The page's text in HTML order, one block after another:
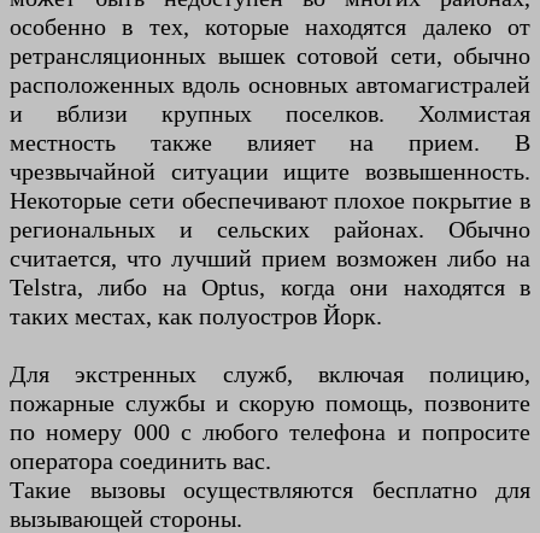
особенно в тех, которые находятся далеко от
ретрансляционных вышек сотовой сети, обычно
расположенных вдоль основных автомагистралей
и вблизи крупных поселков. Холмистая
местность также влияет на прием. В
чрезвычайной ситуации ищите возвышенность.
Некоторые сети обеспечивают плохое покрытие в
региональных и сельских районах. Обычно
считается, что лучший прием возможен либо на
Telstra, либо на Optus, когда они находятся в
таких местах, как полуостров Йорк.
Для экстренных служб, включая полицию,
пожарные службы и скорую помощь, позвоните
по номеру 000 с любого телефона и попросите
оператора соединить вас.
Такие вызовы осуществляются бесплатно для
вызывающей стороны.